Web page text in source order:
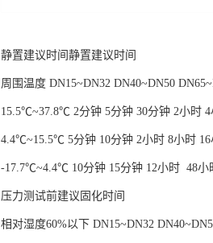
静置建议时间静置建议时间
周围温度 DN15~DN32 DN40~DN50
15.5℃~37.8℃ 2分钟 5分钟 30分钟 2小时 4
4.4℃~15.5℃ 5分钟 10分钟 2小时 8小时 16
-17.7℃~4.4℃ 10分钟 15分钟 12小时 48小
压力测试前建议固化时间
相对湿度60%以下 DN15~DN32